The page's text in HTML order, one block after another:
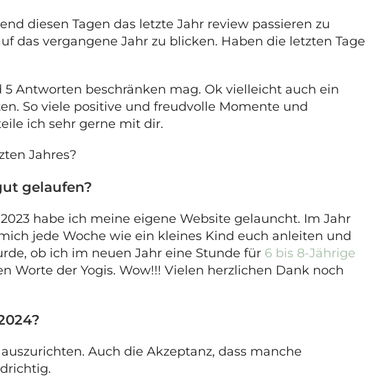
diesen Tagen das letzte Jahr review passieren zu
das vergangene Jahr zu blicken. Haben die letzten Tage
Antworten beschränken mag. Ok vielleicht auch ein
So viele positive und freudvolle Momente und
ich sehr gerne mit dir.
Jahres?
gelaufen?
habe ich meine eigene Website gelauncht. Im Jahr
jede Woche wie ein kleines Kind euch anleiten und
ob ich im neuen Jahr eine Stunde für 6 bis 8-Jährige
der Yogis. Wow!!! Vielen herzlichen Dank noch
Auch die Akzeptanz, dass manche